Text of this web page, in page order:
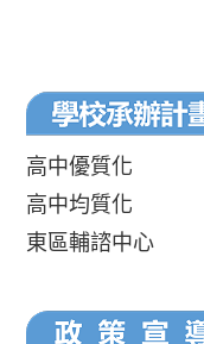
高中優質化
高中均質化
東區輔諮中心